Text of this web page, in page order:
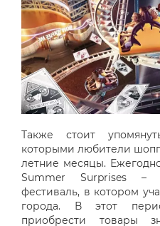
Также стоит
которыми любители
летние месяцы.
Summer Surprises –
фестиваль, в котором
города. В этот
приобрести товары